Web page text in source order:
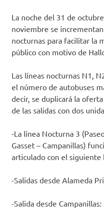
La noche del 31 de
noviembre se
nocturnas para facilitar la
público con motivo de
Las líneas nocturnas N1,
el número de autobuses
decir, se duplicará la
de las salidas con dos
-La línea Nocturna 3
Gasset – Campanillas)
articulado con el siguiente
-Salidas desde Alameda
-Salida desde Campanillas: